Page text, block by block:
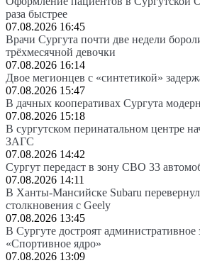
раза быстрее
07.08.2026 16:45
Врачи Сургута почти две недели
трёхмесячной девочки
07.08.2026 16:14
Двое мегионцев с «синтетикой»
07.08.2026 15:47
В дачных кооперативах Сургута
07.08.2026 15:18
В сургутском перинатальном центре
ЗАГС
07.08.2026 14:42
Сургут передаст в зону СВО 33
07.08.2026 14:11
В Ханты-Мансийске Subaru
столкновения с Geely
07.08.2026 13:45
В Сургуте достроят административное
«Спортивное ядро»
07.08.2026 13:09